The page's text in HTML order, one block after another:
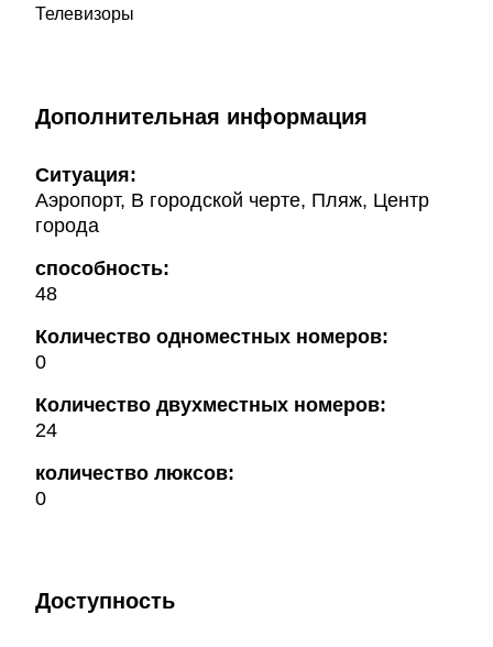
Телевизоры
Дополнительная информация
Ситуация:
Аэропорт, В городской черте, Пляж, Центр
города
способность:
48
Количество одноместных номеров:
0
Количество двухместных номеров:
24
количество люксов:
0
Доступность